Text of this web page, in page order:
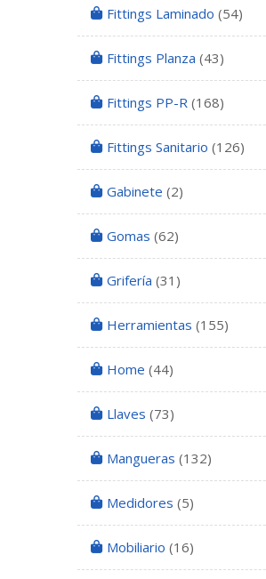
Fittings Laminado (54)
Fittings Planza (43)
Fittings PP-R (168)
Fittings Sanitario (126)
Gabinete (2)
Gomas (62)
Grifería (31)
Herramientas (155)
Home (44)
Llaves (73)
Mangueras (132)
Medidores (5)
Mobiliario (16)